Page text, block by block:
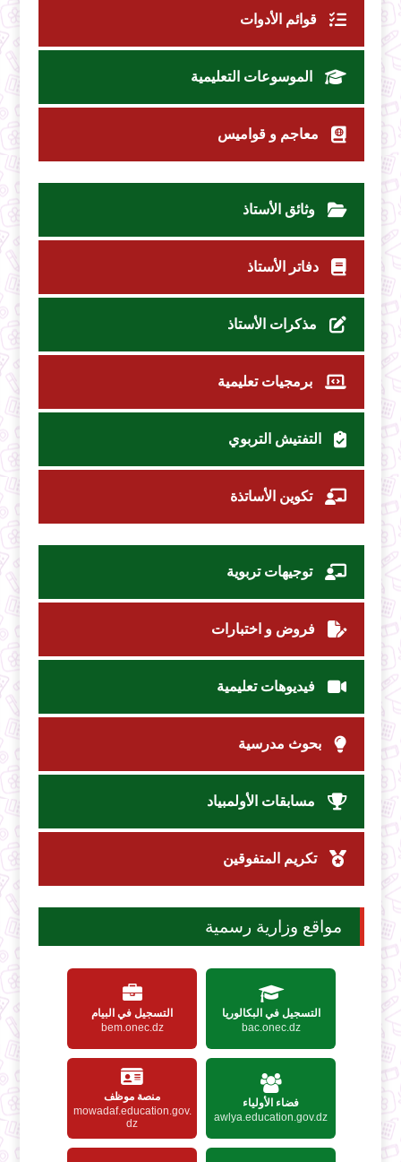
قوائم الأدوات
الموسوعات التعليمية
معاجم و قواميس
وثائق الأستاذ
دفاتر الأستاذ
مذكرات الأستاذ
برمجيات تعليمية
التفتيش التربوي
تكوين الأساتذة
توجيهات تربوية
فروض و اختبارات
فيديوهات تعليمية
بحوث مدرسية
مسابقات الأولمبياد
تكريم المتفوقين
مواقع وزارية رسمية
التسجيل في البكالوريا
bac.onec.dz
التسجيل في البيام
bem.onec.dz
فضاء الأولياء
awlya.education.gov.dz
منصة موظف
mowadaf.education.gov.
dz